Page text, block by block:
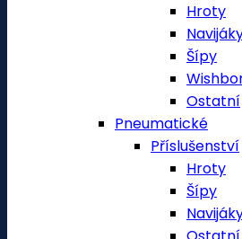
Hroty
Šípy
Ostatní
Pneumatické
Příslušenství
Hroty
Šípy